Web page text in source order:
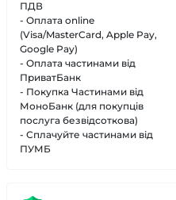
ПДВ
- Оплата online
(Visa/MasterCard, Apple Pay,
Google Pay)
- Оплата частинами від
ПриватБанк
- Покупка Частинами від
МоноБанк (для покупців
послуга безвідсоткова)
- Сплачуйте частинами від
ПУМБ